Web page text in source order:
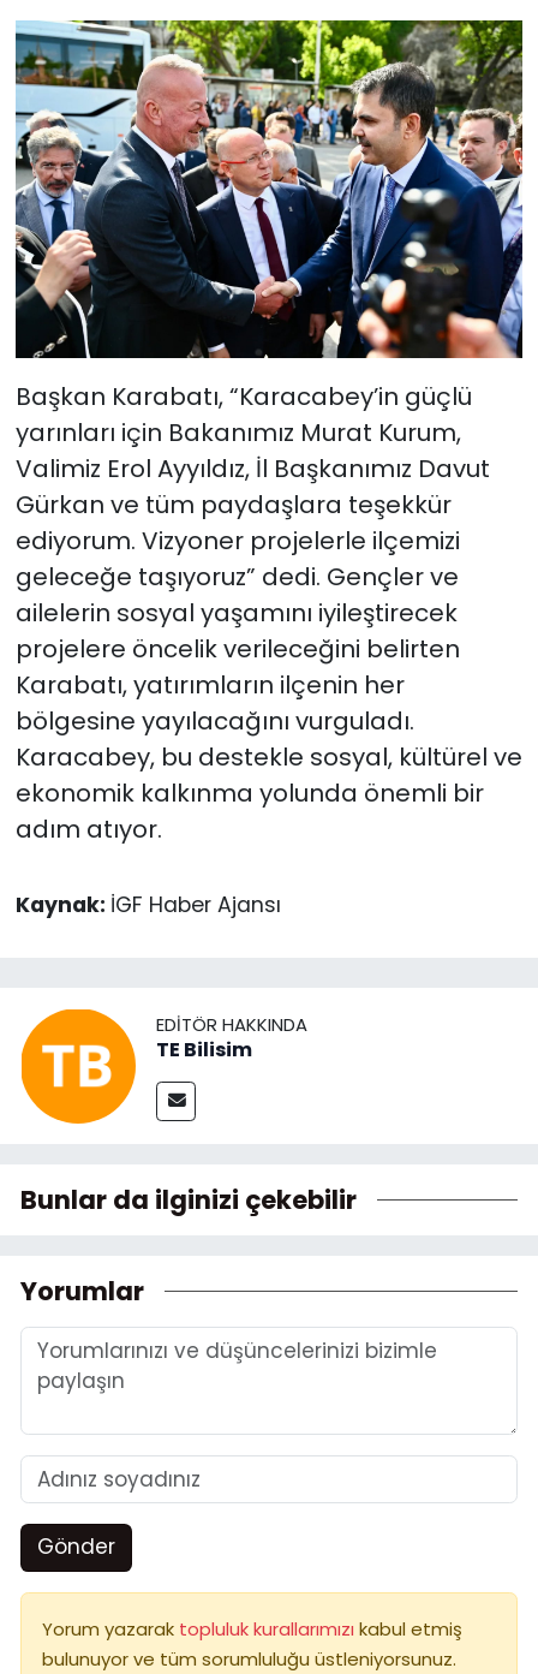
Başkan Karabatı, “Karacabey’in güçlü
yarınları için Bakanımız Murat Kurum,
Valimiz Erol Ayyıldız, İl Başkanımız Davut
Gürkan ve tüm paydaşlara teşekkür
ediyorum. Vizyoner projelerle ilçemizi
geleceğe taşıyoruz” dedi. Gençler ve
ailelerin sosyal yaşamını iyileştirecek
projelere öncelik verileceğini belirten
Karabatı, yatırımların ilçenin her
bölgesine yayılacağını vurguladı.
Karacabey, bu destekle sosyal, kültürel ve
ekonomik kalkınma yolunda önemli bir
adım atıyor.
Kaynak: İGF Haber Ajansı
EDITÖR HAKKINDA
TE Bilisim
Bunlar da ilginizi çekebilir
Yorumlar
Gönder
Yorum yazarak topluluk kurallarımızı kabul etmiş
bulunuyor ve tüm sorumluluğu üstleniyorsunuz.